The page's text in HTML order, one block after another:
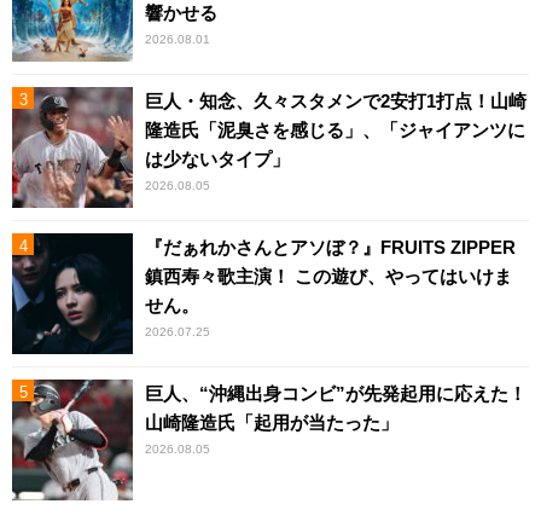
響かせる
2026.08.01
巨人・知念、久々スタメンで2安打1打点！山崎
隆造氏「泥臭さを感じる」、「ジャイアンツに
は少ないタイプ」
2026.08.05
『だぁれかさんとアソぼ？』FRUITS ZIPPER
鎮西寿々歌主演！ この遊び、やってはいけま
せん。
2026.07.25
巨人、“沖縄出身コンビ”が先発起用に応えた！
山崎隆造氏「起用が当たった」
2026.08.05